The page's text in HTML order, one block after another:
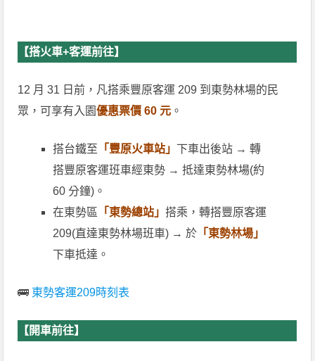
【搭火車+客運前往】
12 月 31 日前，凡搭乘豐原客運 209 到東勢林場的民
眾，可享有入園優惠票價 60 元 。
搭台鐵至 「豐原火車站」 下車出後站 → 轉
搭豐原客運班車經東勢 → 抵達東勢林場(約
60 分鐘)。
在東勢區
「東勢總站」搭乘，轉搭豐原客運
209(直達東勢林場班車) → 於 「東勢林場」
下車抵達。
🚌 東勢客運209時刻表
【開車前往】